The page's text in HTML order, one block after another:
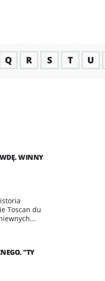
Q R S T U
WINNY
Toscan du
"TY